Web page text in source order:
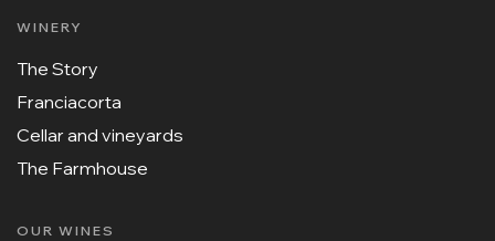
WINERY
The Story
Franciacorta
Cellar and vineyards
The Farmhouse
OUR WINES